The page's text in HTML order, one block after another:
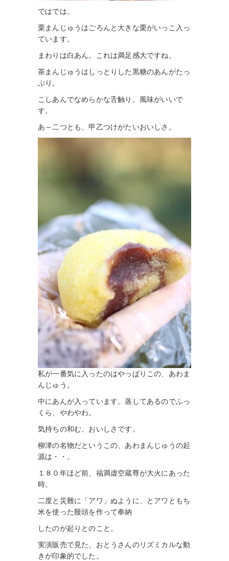
ではでは。
栗まんじゅうはごろんと大きな栗がいっこ入っ
ています。
まわりは白あん。これは満足感大ですね。
茶まんじゅうはしっとりした黒糖のあんがたっ
ぷり。
こしあんでなめらかな舌触り。風味がいいで
す。
あ～二つとも、甲乙つけがたいおいしさ。
私が一番気に入ったのはやっぱりこの、あわま
んじゅう。
中にあんが入っています。蒸してあるのでふっ
くら、やわやわ。
気持ちの和む、おいしさです。
柳津の名物だというこの、あわまんじゅうの起
源は・・。
１８０年ほど前、福満虚空蔵尊が大火にあった
時。
二度と災難に「アワ」ぬように、とアワともち
米を使った饅頭を作って奉納
したのが起りとのこと。
実演販売で見た、おとうさんのリズミカルな動
きが印象的でした。